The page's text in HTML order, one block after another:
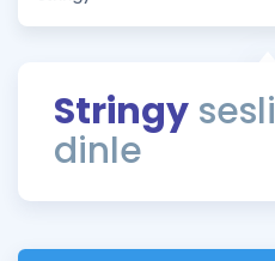
Rehberlik Aracı
ÖSYM Sınav Takvimi
Stringy sesli
dinle